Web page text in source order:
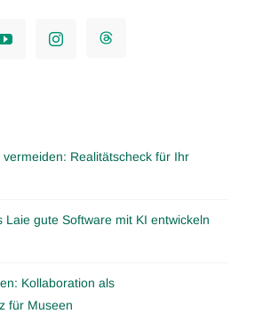
Realitätscheck für Ihr
Laie gute Software mit KI entwickeln
Kollaboration als
für Museen